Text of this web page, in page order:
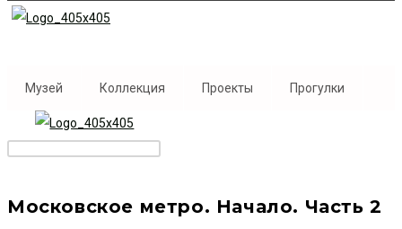
Музей Коллекция Проекты Прогулки
Московское метро. Начало. Часть 2